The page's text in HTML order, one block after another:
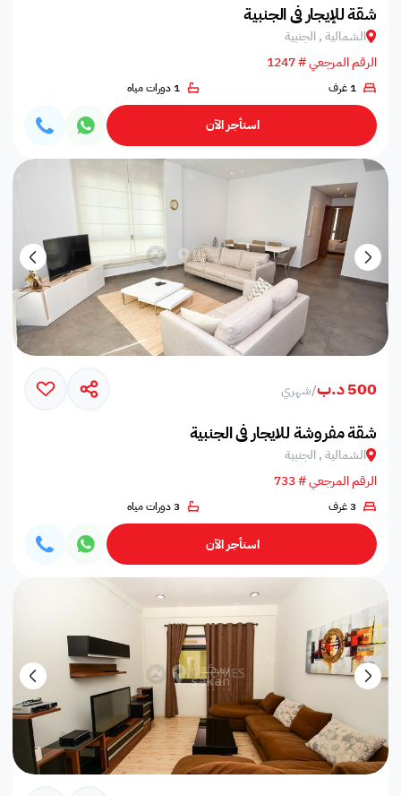
شقة للإيجار في الجنبية
الشمالية , الجنبية
الرقم المرجعي # 1247
1 غرف 1 دورات مياه
استأجر الآن
500 د.ب /شهري
شقة مفروشة للايجار في الجنبية
الشمالية , الجنبية
الرقم المرجعي # 733
3 غرف 3 دورات مياه
استأجر الآن